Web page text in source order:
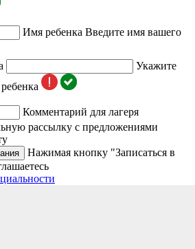
Имя ребенка Введите имя вашего
Укажите
Комментарий для лагеря
рассылку с предложениями
Нажимая кнопку "Записаться в